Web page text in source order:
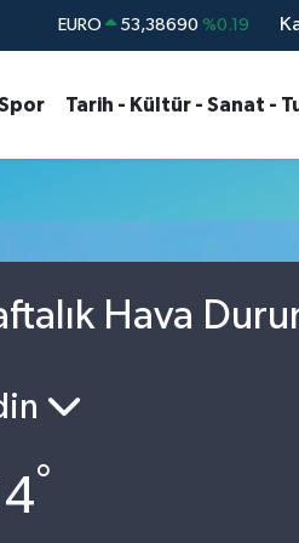
EURO 53,38690 %0.19
G.ALTIN 6862,09000 %0.19
BİST100 14.598,00 %0
Tarih - Kültür - Sanat -
Hava
°